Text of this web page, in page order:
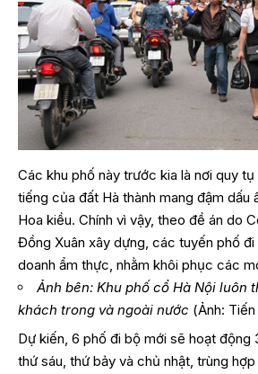
Các khu phố này trước kia là nơi quy tụ
tiếng của đất Hà thành mang đậm dấu
Hoa kiều. Chính vì vậy, theo đề án do
Đồng Xuân xây dựng, các tuyến phố
doanh ẩm thực, nhằm khôi phục các
Ảnh bên: Khu phố cổ Hà Nội luôn
khách trong và ngoài nước (Ảnh:
Dự kiến, 6 phố đi bộ mới sẽ hoạt động
thứ sáu, thứ bảy và chủ nhật, trùng